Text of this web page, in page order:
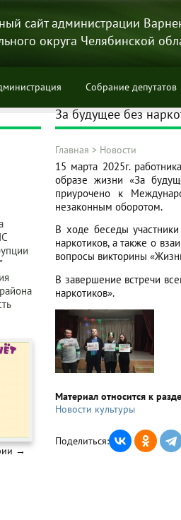
сайт администрации
округа Челябинской
Собрание депутатов
За будущее без
Строка
навигации
Главная > Новости
15 марта 2025г.
образе жизни «За
приурочено к
незаконным оборотом.
В ходе беседы
наркотиков, а также о
вопросы викторины
В завершение встречи
наркотиков».
Материал относится к
Новости культуры
Поделиться:
→